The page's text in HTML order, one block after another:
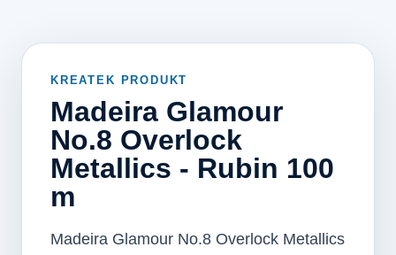
KREATEK PRODUKT
Madeira Glamour
No.8 Overlock
Metallics - Rubin 100
m
Madeira Glamour No.8 Overlock Metallics